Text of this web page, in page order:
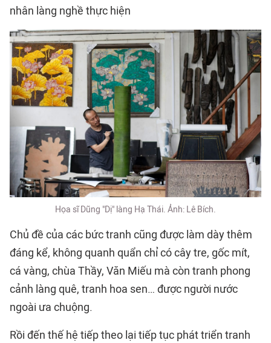
nhân làng nghề thực hiện
Họa sĩ Dũng "Dị" làng Hạ Thái. Ảnh: Lê Bích.
Chủ đề của các bức tranh cũng được làm dày thêm
đáng kể, không quanh quẩn chỉ có cây tre, gốc mít,
cá vàng, chùa Thầy, Văn Miếu mà còn tranh phong
cảnh làng quê, tranh hoa sen… được người nước
ngoài ưa chuộng.
Rồi đến thế hệ tiếp theo lại tiếp tục phát triển tranh